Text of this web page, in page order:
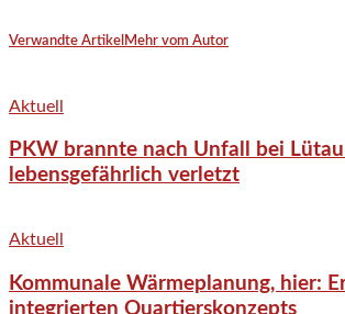
Verwandte Artikel Mehr vom Autor
Aktuell
PKW brannte nach Unfall bei
lebensgefährlich verletzt
Aktuell
Kommunale Wärmeplanung, hier:
integrierten Quartierskonzepts